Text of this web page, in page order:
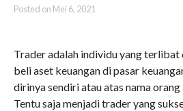
Posted on Mei 6, 2021
Trader adalah individu yang terlibat
beli aset keuangan di pasar
dirinya sendiri atau atas nama
Tentu saja menjadi trader yang